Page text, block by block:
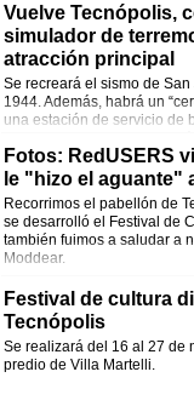
Vuelve Tecnópolis,
simulador de
atracción principal
Se recreará el sismo de
1944. Además, habrá un
una estación de servicio de
luego será de martes a
Fotos: RedUSERS
le "hizo el aguante"
Recorrimos el pabellón de
se desarrolló el Festival de
también fuimos a saludar a
Moddear.
Festival de cultura
Tecnópolis
Se realizará del 16 al 27 de
predio de Villa Martelli.